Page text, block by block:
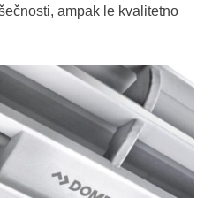
ampak le kvalitetno